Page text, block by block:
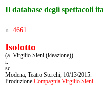
Il database degli spettacoli
n. 4661
Isolotto
(a. Virgilio Sieni (ideazione))
r.
sc.
Modena, Teatro Storchi, 10/13/2015.
Produzione Compagnia Virgilio Sieni